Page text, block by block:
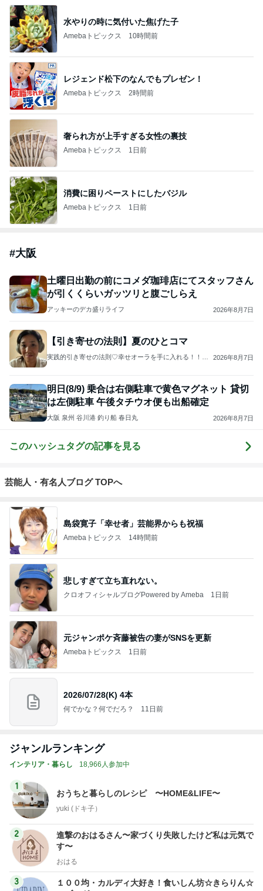
水やりの時に気付いた焦げた子
Amebaトピックス 10時間前
レジェンド松下のなんでもプレゼン！
Amebaトピックス 2時間前
奢られ方が上手すぎる女性の裏技
Amebaトピックス 1日前
消費に困りペーストにしたバジル
Amebaトピックス 1日前
#大阪
土曜日出勤の前にコメダ珈琲店にてスタッフさん
が引くくらいガッツリと腹ごしらえ
アッキーのデカ盛りライフ 2026年8月7日
【引き寄せの法則】夏のひとコマ
実践的引き寄せの法則♡幸せオーラを手に入れる！！ス
2026年8月7日
明日(8/9) 乗合は右側駐車で黄色マグネット 貸切
は左側駐車 午後タチウオ便も出船確定
大阪 泉州 谷川港 釣り船 春日丸 2026年8月7日
このハッシュタグの記事を見る
芸能人・有名人ブログ TOPへ
島袋寛子「幸せ者」芸能界からも祝福
Amebaトピックス 14時間前
悲しすぎて立ち直れない。
クロオフィシャルブログPowered by Ameba 1日前
元ジャンポケ斉藤被告の妻がSNSを更新
Amebaトピックス 1日前
2026/07/28(K) 4本
何でかな？何でだろ？ 11日前
ジャンルランキング
インテリア・暮らし 18,966人参加中
1
おうちと暮らしのレシピ 〜HOME&LIFE〜
yuki (ドキ子）
2
進撃のおはるさん〜家づくり失敗したけど私は元気で
す〜
おはる
3
１００均・カルディ大好き！食いしん坊☆きらりん☆